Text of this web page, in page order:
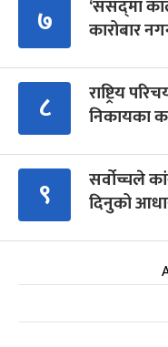
७
‘संसद्‍मा
कारोबार
८
राष्ट्रिय
निकायका
९
सर्वोच्चले
दिनुको